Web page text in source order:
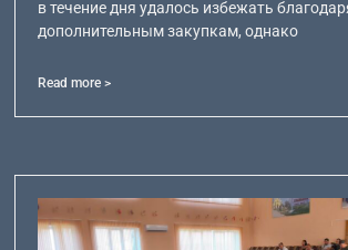
в течение дня удалось избежать
дополнительным закупкам, однако
Read more >